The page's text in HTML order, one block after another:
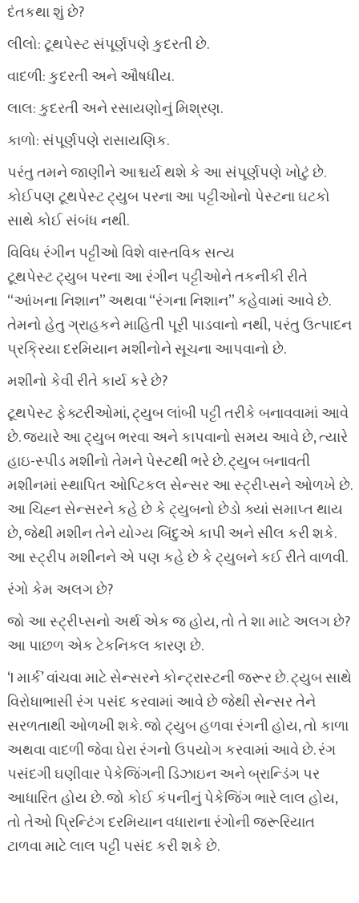
દંતકથા શું છે?
લીલો: ટૂથપેસ્ટ સંપૂર્ણપણે કુદરતી છે.
વાદળી: કુદરતી અને ઔષધીય.
લાલ: કુદરતી અને રસાયણોનું મિશ્રણ.
કાળો: સંપૂર્ણપણે રાસાયણિક.
પરંતુ તમને જાણીને આશ્ચર્ય થશે કે આ સંપૂર્ણપણે ખોટું છે.
કોઈપણ ટૂથપેસ્ટ ટ્યુબ પરના આ પટ્ટીઓનો પેસ્ટના ઘટકો
સાથે કોઈ સંબંધ નથી.
વિવિધ રંગીન પટ્ટીઓ વિશે વાસ્તવિક સત્ય
ટૂથપેસ્ટ ટ્યુબ પરના આ રંગીન પટ્ટીઓને તકનીકી રીતે
“આંખના નિશાન” અથવા “રંગના નિશાન” કહેવામાં આવે છે.
તેમનો હેતુ ગ્રાહકને માહિતી પૂરી પાડવાનો નથી, પરંતુ ઉત્પાદન
પ્રક્રિયા દરમિયાન મશીનોને સૂચના આપવાનો છે.
મશીનો કેવી રીતે કાર્ય કરે છે?
ટૂથપેસ્ટ ફેક્ટરીઓમાં, ટ્યુબ લાંબી પટ્ટી તરીકે બનાવવામાં આવે
છે. જ્યારે આ ટ્યુબ ભરવા અને કાપવાનો સમય આવે છે, ત્યારે
હાઇ-સ્પીડ મશીનો તેમને પેસ્ટથી ભરે છે. ટ્યુબ બનાવતી
મશીનમાં સ્થાપિત ઓપ્ટિકલ સેન્સર આ સ્ટ્રીપ્સને ઓળખે છે.
આ ચિહ્ન સેન્સરને કહે છે કે ટ્યુબનો છેડો ક્યાં સમાપ્ત થાય
છે, જેથી મશીન તેને યોગ્ય બિંદુએ કાપી અને સીલ કરી શકે.
આ સ્ટ્રીપ મશીનને એ પણ કહે છે કે ટ્યુબને કઈ રીતે વાળવી.
રંગો કેમ અલગ છે?
જો આ સ્ટ્રીપ્સનો અર્થ એક જ હોય, તો તે શા માટે અલગ છે?
આ પાછળ એક ટેકનિકલ કારણ છે.
‘I માર્ક’ વાંચવા માટે સેન્સરને કોન્ટ્રાસ્ટની જરૂર છે. ટ્યુબ સાથે
વિરોધાભાસી રંગ પસંદ કરવામાં આવે છે જેથી સેન્સર તેને
સરળતાથી ઓળખી શકે. જો ટ્યુબ હળવા રંગની હોય, તો કાળા
અથવા વાદળી જેવા ઘેરા રંગનો ઉપયોગ કરવામાં આવે છે. રંગ
પસંદગી ઘણીવાર પેકેજિંગની ડિઝાઇન અને બ્રાન્ડિંગ પર
આધારિત હોય છે. જો કોઈ કંપનીનું પેકેજિંગ ભારે લાલ હોય,
તો તેઓ પ્રિન્ટિંગ દરમિયાન વધારાના રંગોની જરૂરિયાત
ટાળવા માટે લાલ પટ્ટી પસંદ કરી શકે છે.